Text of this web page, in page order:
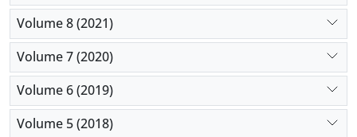
Volume 8 (2021)
Volume 7 (2020)
Volume 6 (2019)
Volume 5 (2018)